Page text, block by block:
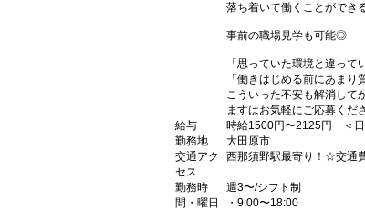
落ち着いて働くことができ
事前の職場見学も可能◎
「思っていた環境と違って
「働きはじめる前にあまり
こういった不安も解消して
ますはお気軽にご応募くだ
給与
時給1500円〜2125円 ＜日
勤務地
大田原市
交通アク
セス
西那須野駅最寄り！☆交通
勤務時
間・曜日
週3〜/シフト制
・9:00〜18:00